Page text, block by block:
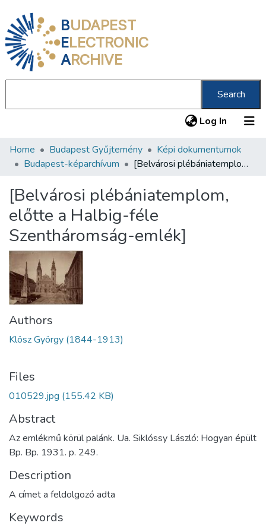
BUDAPEST
ELECTRONIC
ARCHIVE
Search
Log In (current)
Communities & Collections
Statistics
About us
Home Budapest Gyűjtemény
Képi dokumentumok
Budapest-képarchívum
[Belvárosi plébániatemplom, előtte a Halbig-féle Szentháromság-emlék]
[Belvárosi plébániatemplom,
előtte a Halbig-féle
Szentháromság-emlék]
Authors
Klösz György (1844-1913)
Files
010529.jpg (155.42 KB)
Abstract
Az emlékmű körül palánk. Ua. Siklóssy László: Hogyan épült
Bp. Bp. 1931. p. 249.
Description
A címet a feldolgozó adta
Keywords